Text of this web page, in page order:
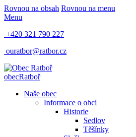
Rovnou na obsah Rovnou na menu
Menu
+420 321 790 227
ouratbor@ratbor.cz
obecRatboř
Naše obec
Informace o obci
Historie
Sedlov
Těšínky